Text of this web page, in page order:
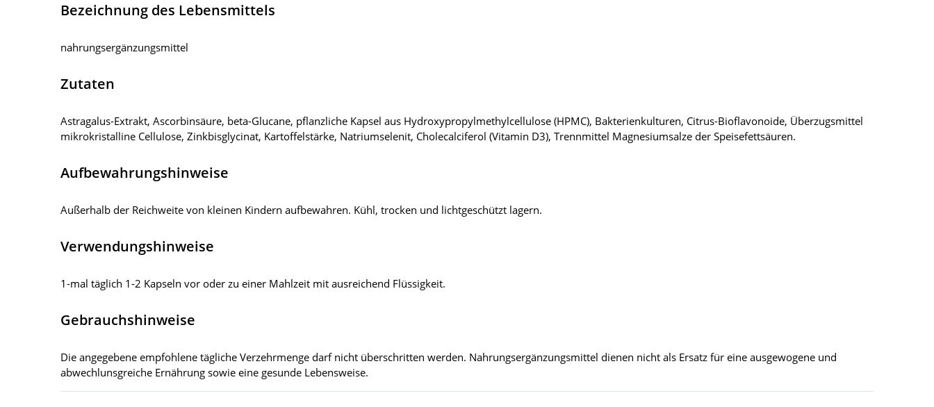
Bezeichnung des Lebensmittels
nahrungsergänzungsmittel
Zutaten
Astragalus-Extrakt, Ascorbinsäure, beta-Glucane, pflanzliche Kapsel aus Hydroxypropylmethylcellulose (HPMC), Bakterienkulturen, Citrus-Bioflavonoide, Überzugsmittel
mikrokristalline Cellulose, Zinkbisglycinat, Kartoffelstärke, Natriumselenit, Cholecalciferol (Vitamin D3), Trennmittel Magnesiumsalze der Speisefettsäuren.
Aufbewahrungshinweise
Außerhalb der Reichweite von kleinen Kindern aufbewahren. Kühl, trocken und lichtgeschützt lagern.
Verwendungshinweise
1-mal täglich 1-2 Kapseln vor oder zu einer Mahlzeit mit ausreichend Flüssigkeit.
Gebrauchshinweise
Die angegebene empfohlene tägliche Verzehrmenge darf nicht überschritten werden. Nahrungsergänzungsmittel dienen nicht als Ersatz für eine ausgewogene und
abwechlunsgreiche Ernährung sowie eine gesunde Lebensweise.